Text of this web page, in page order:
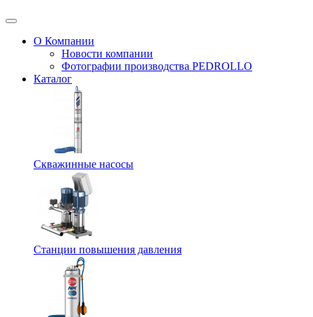
О Компании
Новости компании
Фотографии производства PEDROLLO
Каталог
Скважинные насосы
Станции повышения давления